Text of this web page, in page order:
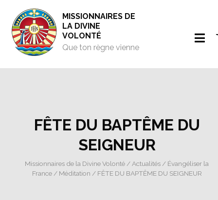
MISSIONNAIRES DE
LA DIVINE
VOLONTÉ
Que ton règne vienne
FÊTE DU BAPTÊME DU
SEIGNEUR
Missionnaires de la Divine Volonté / Actualités / Évangéliser la
France/ Méditation / FÊTE DU BAPTÊME DU SEIGNEUR